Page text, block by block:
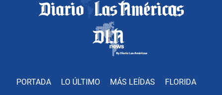
PORTADA LO ÚLTIMO MÁS LEÍDAS FLORIDA